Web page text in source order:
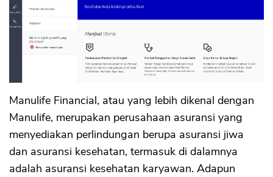
Manulife Financial, atau yang lebih dikenal dengan
Manulife, merupakan perusahaan asuransi yang
menyediakan perlindungan berupa asuransi jiwa
dan asuransi kesehatan, termasuk di dalamnya
adalah asuransi kesehatan karyawan. Adapun